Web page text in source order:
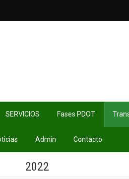
SERVICIOS Fases PDOT
Admin Contacto
2022